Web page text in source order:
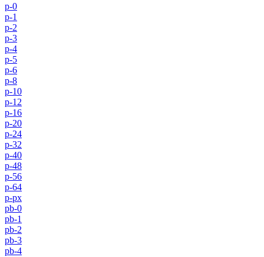
p-0
p-1
p-2
p-3
p-4
p-5
p-6
p-8
p-10
p-12
p-16
p-20
p-24
p-32
p-40
p-48
p-56
p-64
p-px
pb-0
pb-1
pb-2
pb-3
pb-4